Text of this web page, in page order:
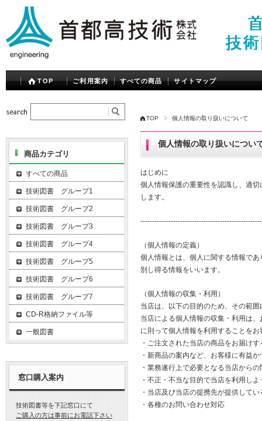
TOP ご利用案内 すべての商品 サイトマップ
TOP 個人情報の取り扱いについて
個人情報の取り扱いについ
はじめに
個人情報保護の重要性を認識し、適
します。
（個人情報の定義）
個人情報とは、個人に関する情報で
別し得る情報をいいます。
（個人情報の収集・利用）
当店は、以下の目的のため、その範
当店による個人情報の収集・利用は
に則って個人情報を利用することを
・ご注文された当店の商品をお届け
・新商品の案内など、お客様に有益
・業務遂行上で必要となる当店から
・不正・不当な目的で当店を利用し
・当店及び当店の提携先が提供して
・各種のお問い合わせ対応
商品カテゴリ
すべての商品
技術図書 グループ1
技術図書 グループ2
技術図書 グループ3
技術図書 グループ4
技術図書 グループ5
技術図書 グループ6
技術図書 グループ7
CD-R格納ファイル等
一般図書
窓口購入案内
技術図書等を下記窓口にて
ご購入の方は事前にお電話下さい